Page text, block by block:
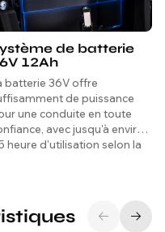
de batterie
12Ah
batterie 36V offre
de puissance
une conduite en toute
avec jusqu'à environ
heure d'utilisation selon la